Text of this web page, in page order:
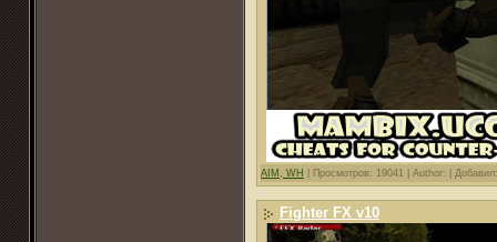
AIM, WH Просмотров: 19041 | Author: |
Fighter FX v10